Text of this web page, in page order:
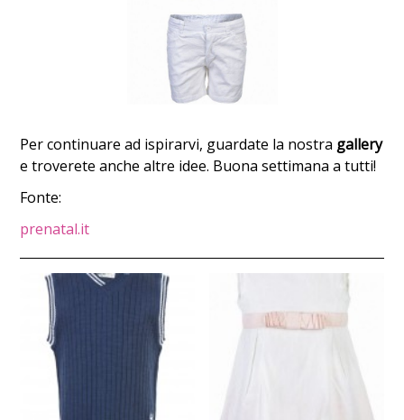
Per continuare ad ispirarvi, guardate la nostra gallery
e troverete anche altre idee. Buona settimana a tutti!
Fonte:
prenatal.it